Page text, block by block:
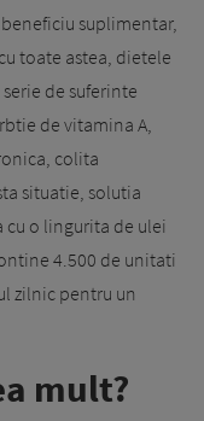
suplimentar,
toate astea, dietele
de suferinte
de vitamina A,
colita
situatie, solutia
o lingurita de ulei
4.500 de unitati
zilnic pentru un
mult?